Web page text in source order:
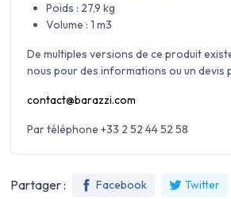
Poids : 27,9 kg
Volume : 1 m3
De multiples versions de ce produit
nous pour des informations ou un devis
contact@barazzi.com
Par téléphone +33 2 52 44 52 58
Partager : Facebook Twitter